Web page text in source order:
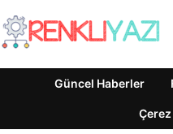
Güncel Haberler